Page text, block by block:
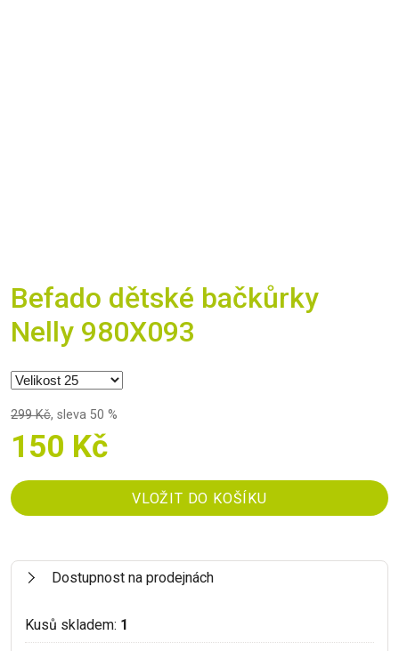
Befado dětské bačkůrky
Nelly 980X093
299 Kč, sleva 50 %
150 Kč
Dostupnost na prodejnách
Kusů skladem: 1